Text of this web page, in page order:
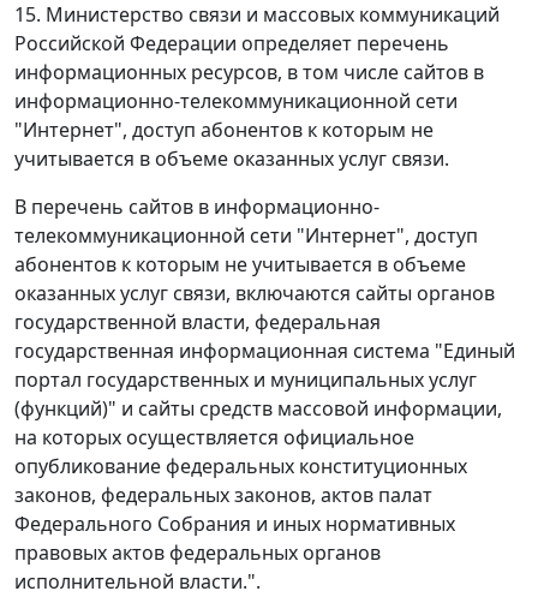
15. Министерство связи и массовых коммуникаций
Российской Федерации определяет перечень
информационных ресурсов, в том числе сайтов в
информационно-телекоммуникационной сети
"Интернет", доступ абонентов к которым не
учитывается в объеме оказанных услуг связи.
В перечень сайтов в информационно-
телекоммуникационной сети "Интернет", доступ
абонентов к которым не учитывается в объеме
оказанных услуг связи, включаются сайты органов
государственной власти, федеральная
государственная информационная система "Единый
портал государственных и муниципальных услуг
(функций)" и сайты средств массовой информации,
на которых осуществляется официальное
опубликование федеральных конституционных
законов, федеральных законов, актов палат
Федерального Собрания и иных нормативных
правовых актов федеральных органов
исполнительной власти.".